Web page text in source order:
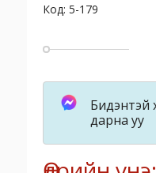
Код: 5-179
Бидэнтэй
дарна уу